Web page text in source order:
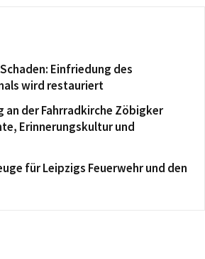
Einfriedung des
wird restauriert
an der Fahrradkirche Zöbigker
Erinnerungskultur und
für Leipzigs Feuerwehr und den